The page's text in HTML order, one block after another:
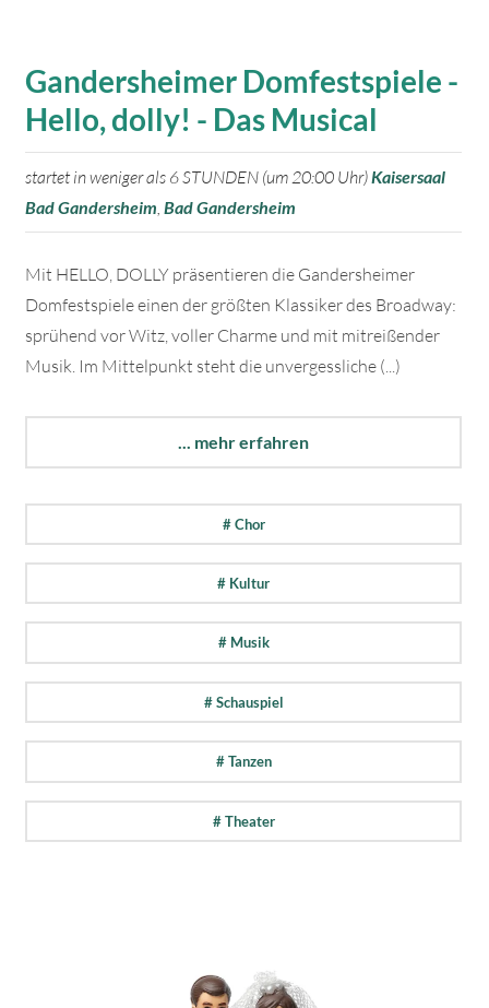
Gandersheimer Domfestspiele -
Hello, dolly! - Das Musical
startet in weniger als 6 STUNDEN (um 20:00 Uhr) Kaisersaal
Bad Gandersheim Bad Gandersheim
Mit HELLO, DOLLY präsentieren die Gandersheimer
Domfestspiele einen der größten Klassiker des Broadway:
sprühend vor Witz, voller Charme und mit mitreißender
Musik. Im Mittelpunkt steht die unvergessliche (...)
... mehr erfahren
# Chor
# Kultur
# Musik
# Schauspiel
# Tanzen
# Theater